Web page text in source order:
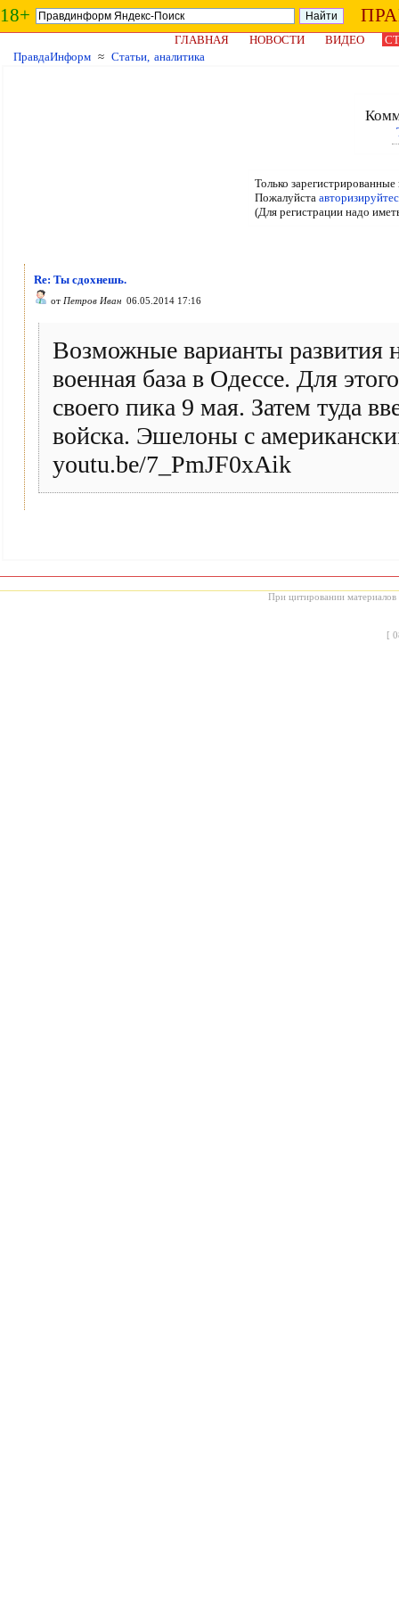
18+
ГЛАВНАЯ НОВОСТИ ВИДЕО
ПравдаИнформ ≈ Статьи, аналитика
Только
Пожалуйста
(Для регистрации надо
Re: Ты сдохнешь.
от Петров Иван 06.05.2014 17:16
Возможные варианты развития
военная база в Одессе. Для
своего пика 9 мая. Затем туда
войска. Эшелоны с
youtu.be/7_PmJF0xAik
При цитировании материалов
[